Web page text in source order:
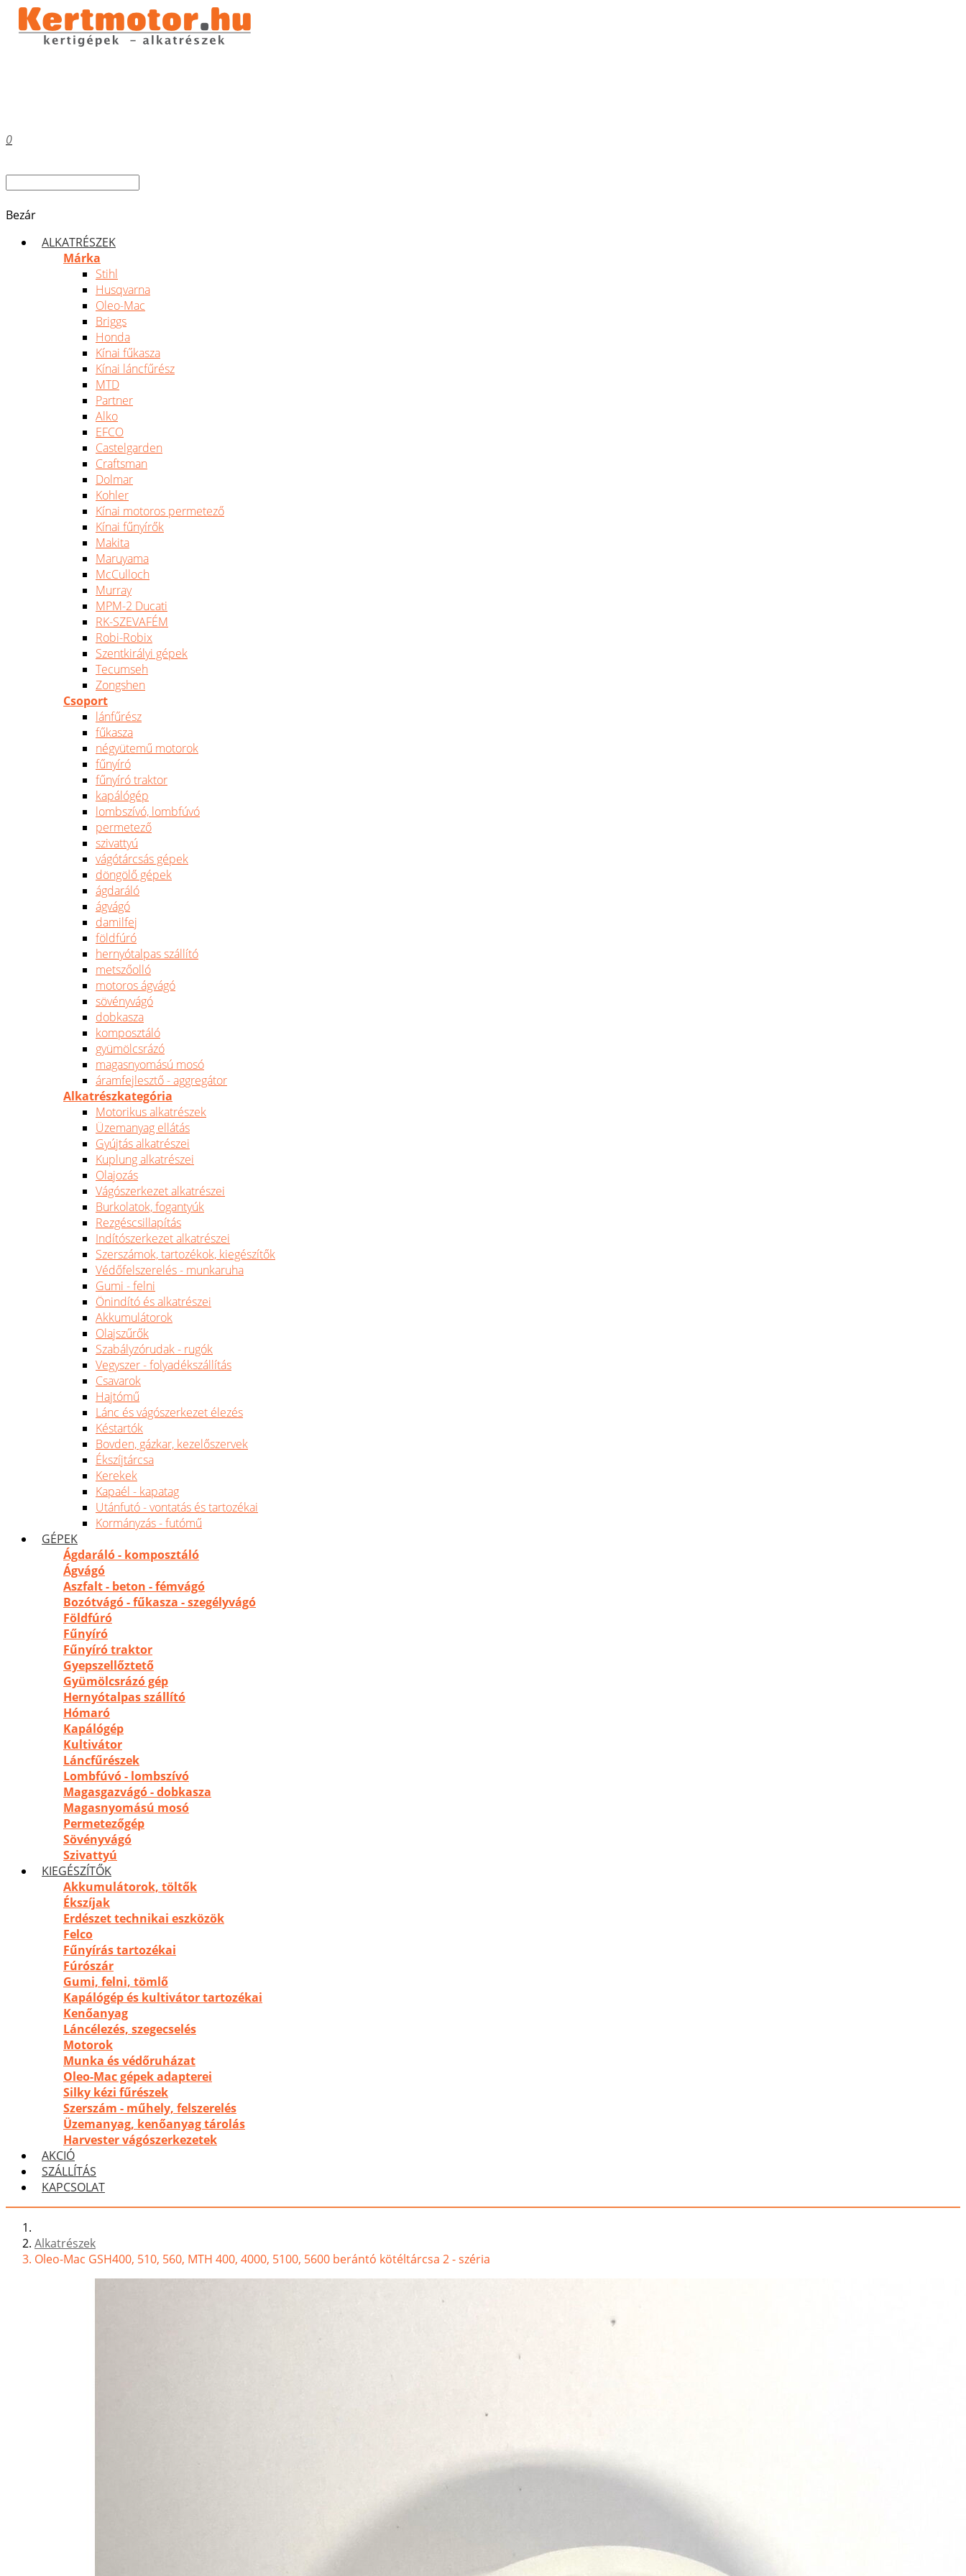
0
Bezár
ALKATRÉSZEK
Márka
Stihl
Husqvarna
Oleo-Mac
Briggs
Honda
Kínai fűkasza
Kínai láncfűrész
MTD
Partner
Alko
EFCO
Castelgarden
Craftsman
Dolmar
Kohler
Kínai motoros permetező
Kínai fűnyírők
Makita
Maruyama
McCulloch
Murray
MPM-2 Ducati
RK-SZEVAFÉM
Robi-Robix
Szentkirályi gépek
Tecumseh
Zongshen
Csoport
lánfűrész
fűkasza
négyütemű motorok
fűnyíró
fűnyíró traktor
kapálógép
lombszívó, lombfúvó
permetező
szivattyú
vágótárcsás gépek
döngölő gépek
ágdaráló
ágvágó
damilfej
földfúró
hernyótalpas szállító
metszőolló
motoros ágvágó
sövényvágó
dobkasza
komposztáló
gyümölcsrázó
magasnyomású mosó
áramfejlesztő - aggregátor
Alkatrészkategória
Motorikus alkatrészek
Üzemanyag ellátás
Gyújtás alkatrészei
Kuplung alkatrészei
Olajozás
Vágószerkezet alkatrészei
Burkolatok, fogantyúk
Rezgéscsillapítás
Indítószerkezet alkatrészei
Szerszámok, tartozékok, kiegészítők
Védőfelszerelés - munkaruha
Gumi - felni
Önindító és alkatrészei
Akkumulátorok
Olajszűrők
Szabályzórudak - rugók
Vegyszer - folyadékszállítás
Csavarok
Hajtómű
Lánc és vágószerkezet élezés
Késtartók
Bovden, gázkar, kezelőszervek
Ékszíjtárcsa
Kerekek
Kapaél - kapatag
Utánfutó - vontatás és tartozékai
Kormányzás - futómű
GÉPEK
Ágdaráló - komposztáló
Ágvágó
Aszfalt - beton - fémvágó
Bozótvágó - fűkasza - szegélyvágó
Földfúró
Fűnyíró
Fűnyíró traktor
Gyepszellőztető
Gyümölcsrázó gép
Hernyótalpas szállító
Hómaró
Kapálógép
Kultivátor
Láncfűrészek
Lombfúvó - lombszívó
Magasgazvágó - dobkasza
Magasnyomású mosó
Permetezőgép
Sövényvágó
Szivattyú
KIEGÉSZÍTŐK
Akkumulátorok, töltők
Ékszíjak
Erdészet technikai eszközök
Felco
Fűnyírás tartozékai
Fúrószár
Gumi, felni, tömlő
Kapálógép és kultivátor tartozékai
Kenőanyag
Láncélezés, szegecselés
Motorok
Munka és védőruházat
Oleo-Mac gépek adapterei
Silky kézi fűrészek
Szerszám - műhely, felszerelés
Üzemanyag, kenőanyag tárolás
Harvester vágószerkezetek
AKCIÓ
SZÁLLÍTÁS
KAPCSOLAT
Alkatrészek
Oleo-Mac GSH400, 510, 560, MTH 400, 4000, 5100, 5600 berántó kötéltárcsa 2 - széria